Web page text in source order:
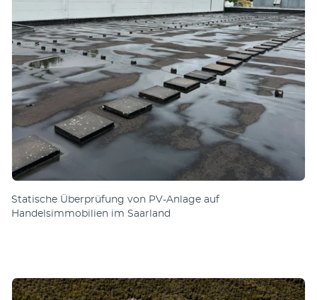
Statische Überprüfung von PV-Anlage auf
Handelsimmobilien im Saarland